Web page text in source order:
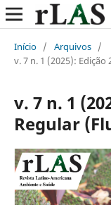
Início / Arquivos /
v. 7 n. 1 (2025):
v. 7 n. 1
Regular